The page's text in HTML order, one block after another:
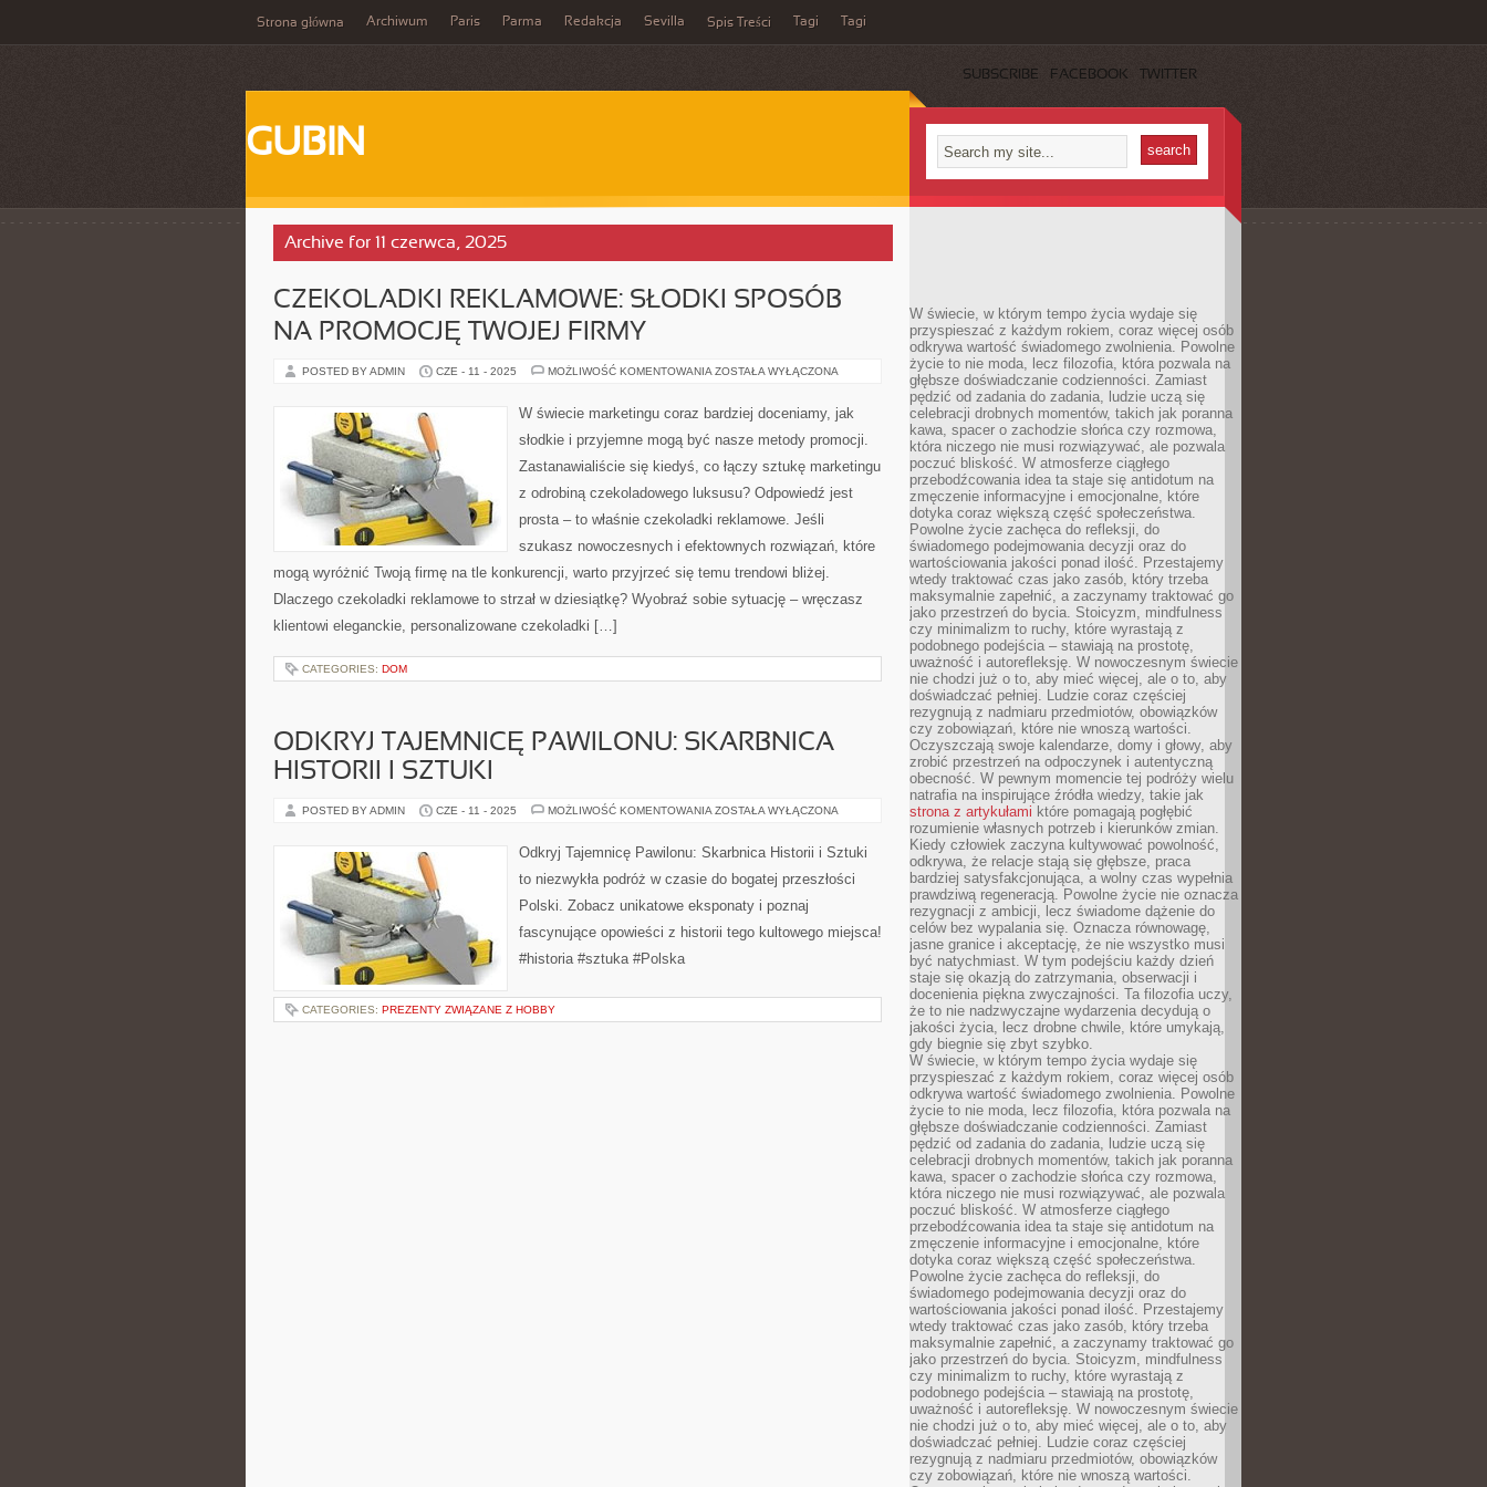
Strona główna Archiwum Paris Parma Redakcja Sevilla Spis Treści Tagi Tagi
SUBSCRIBE FACEBOOK TWITTER
GUBIN
Archive for 11 czerwca, 2025
CZEKOLADKI REKLAMOWE: SŁODKI SPOSÓB
NA PROMOCJĘ TWOJEJ FIRMY
POSTED BY ADMIN CZE - 11 - 2025 MOŻLIWOŚĆ KOMENTOWANIA CZEKOLADKI
SPOSÓB
NA
TWOJEJ
ZOSTAŁA WYŁĄCZONA
W świecie marketingu coraz bardziej doceniamy, jak
słodkie i przyjemne mogą być nasze metody promocji.
Zastanawialiście się kiedyś, co łączy sztukę marketingu
z odrobiną czekoladowego luksusu? Odpowiedź jest
prosta – to właśnie czekoladki reklamowe. Jeśli
szukasz nowoczesnych i efektownych rozwiązań, które
mogą wyróżnić Twoją firmę na tle konkurencji, warto przyjrzeć się temu trendowi bliżej.
Dlaczego czekoladki reklamowe to strzał w dziesiątkę? Wyobraź sobie sytuację – wręczasz
klientowi eleganckie, personalizowane czekoladki […]
CATEGORIES: DOM
ODKRYJ TAJEMNICĘ PAWILONU: SKARBNICA
HISTORII I SZTUKI
POSTED BY ADMIN CZE - 11 - 2025 MOŻLIWOŚĆ KOMENTOWANIA ODKRYJ
SKARBNICA
HISTORII
SZTUKI
ZOSTAŁA WYŁĄCZONA
Odkryj Tajemnicę Pawilonu: Skarbnica Historii i Sztuki
to niezwykła podróż w czasie do bogatej przeszłości
Polski. Zobacz unikatowe eksponaty i poznaj
fascynujące opowieści z historii tego kultowego miejsca!
#historia #sztuka #Polska
CATEGORIES: PREZENTY ZWIĄZANE Z HOBBY
W świecie, w którym tempo życia wydaje się
przyspieszać z każdym rokiem, coraz więcej osób
odkrywa wartość świadomego zwolnienia. Powolne
życie to nie moda, lecz filozofia, która pozwala na
głębsze doświadczanie codzienności. Zamiast
pędzić od zadania do zadania, ludzie uczą się
celebracji drobnych momentów, takich jak poranna
kawa, spacer o zachodzie słońca czy rozmowa,
która niczego nie musi rozwiązywać, ale pozwala
poczuć bliskość. W atmosferze ciągłego
przebodźcowania idea ta staje się antidotum na
zmęczenie informacyjne i emocjonalne, które
dotyka coraz większą część społeczeństwa.
Powolne życie zachęca do refleksji, do
świadomego podejmowania decyzji oraz do
wartościowania jakości ponad ilość. Przestajemy
wtedy traktować czas jako zasób, który trzeba
maksymalnie zapełnić, a zaczynamy traktować go
jako przestrzeń do bycia. Stoicyzm, mindfulness
czy minimalizm to ruchy, które wyrastają z
podobnego podejścia – stawiają na prostotę,
uważność i autorefleksję. W nowoczesnym świecie
nie chodzi już o to, aby mieć więcej, ale o to, aby
doświadczać pełniej. Ludzie coraz częściej
rezygnują z nadmiaru przedmiotów, obowiązków
czy zobowiązań, które nie wnoszą wartości.
Oczyszczają swoje kalendarze, domy i głowy, aby
zrobić przestrzeń na odpoczynek i autentyczną
obecność. W pewnym momencie tej podróży wielu
natrafia na inspirujące źródła wiedzy, takie jak
strona z artykułami które pomagają pogłębić
rozumienie własnych potrzeb i kierunków zmian.
Kiedy człowiek zaczyna kultywować powolność,
odkrywa, że relacje stają się głębsze, praca
bardziej satysfakcjonująca, a wolny czas wypełnia
prawdziwą regeneracją. Powolne życie nie oznacza
rezygnacji z ambicji, lecz świadome dążenie do
celów bez wypalania się. Oznacza równowagę,
jasne granice i akceptację, że nie wszystko musi
być natychmiast. W tym podejściu każdy dzień
staje się okazją do zatrzymania, obserwacji i
docenienia piękna zwyczajności. Ta filozofia uczy,
że to nie nadzwyczajne wydarzenia decydują o
jakości życia, lecz drobne chwile, które umykają,
gdy biegnie się zbyt szybko.
W świecie, w którym tempo życia wydaje się
przyspieszać z każdym rokiem, coraz więcej osób
odkrywa wartość świadomego zwolnienia. Powolne
życie to nie moda, lecz filozofia, która pozwala na
głębsze doświadczanie codzienności. Zamiast
pędzić od zadania do zadania, ludzie uczą się
celebracji drobnych momentów, takich jak poranna
kawa, spacer o zachodzie słońca czy rozmowa,
która niczego nie musi rozwiązywać, ale pozwala
poczuć bliskość. W atmosferze ciągłego
przebodźcowania idea ta staje się antidotum na
zmęczenie informacyjne i emocjonalne, które
dotyka coraz większą część społeczeństwa.
Powolne życie zachęca do refleksji, do
świadomego podejmowania decyzji oraz do
wartościowania jakości ponad ilość. Przestajemy
wtedy traktować czas jako zasób, który trzeba
maksymalnie zapełnić, a zaczynamy traktować go
jako przestrzeń do bycia. Stoicyzm, mindfulness
czy minimalizm to ruchy, które wyrastają z
podobnego podejścia – stawiają na prostotę,
uważność i autorefleksję. W nowoczesnym świecie
nie chodzi już o to, aby mieć więcej, ale o to, aby
doświadczać pełniej. Ludzie coraz częściej
rezygnują z nadmiaru przedmiotów, obowiązków
czy zobowiązań, które nie wnoszą wartości.